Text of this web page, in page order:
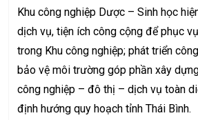
Khu công nghiệp Dược – Sinh học
dịch vụ, tiện ích công cộng để phục
trong Khu công nghiệp; phát triển
bảo vệ môi trường góp phần xây
công nghiệp – đô thị – dịch vụ toàn
định hướng quy hoạch tỉnh Thái Bình.